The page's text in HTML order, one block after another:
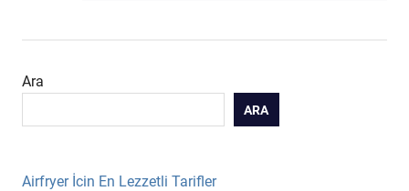
Ara
ARA
Airfryer İcin En Lezzetli Tarifler